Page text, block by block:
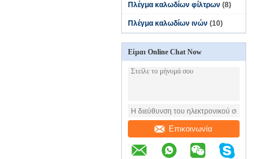
Πλέγμα καλωδίων φίλτρων (8)
Πλέγμα καλωδίων ινών (10)
Είμαι Online Chat Now
Επικοινωνία